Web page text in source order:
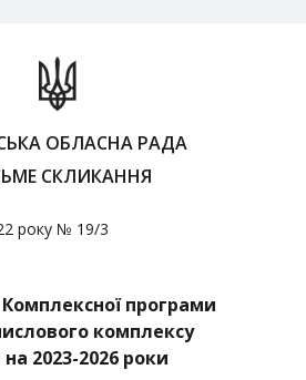
ОБЛАСНА РАДА
СКЛИКАННЯ
року № 19/3
програми
комплексу
2023-2026 роки